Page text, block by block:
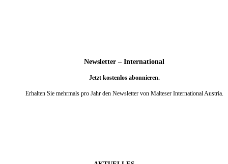
Newsletter – International
Jetzt kostenlos abonnieren.
Erhalten Sie mehrmals pro Jahr den Newsletter von Malteser International Austria.